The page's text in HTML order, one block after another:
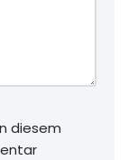
diesem